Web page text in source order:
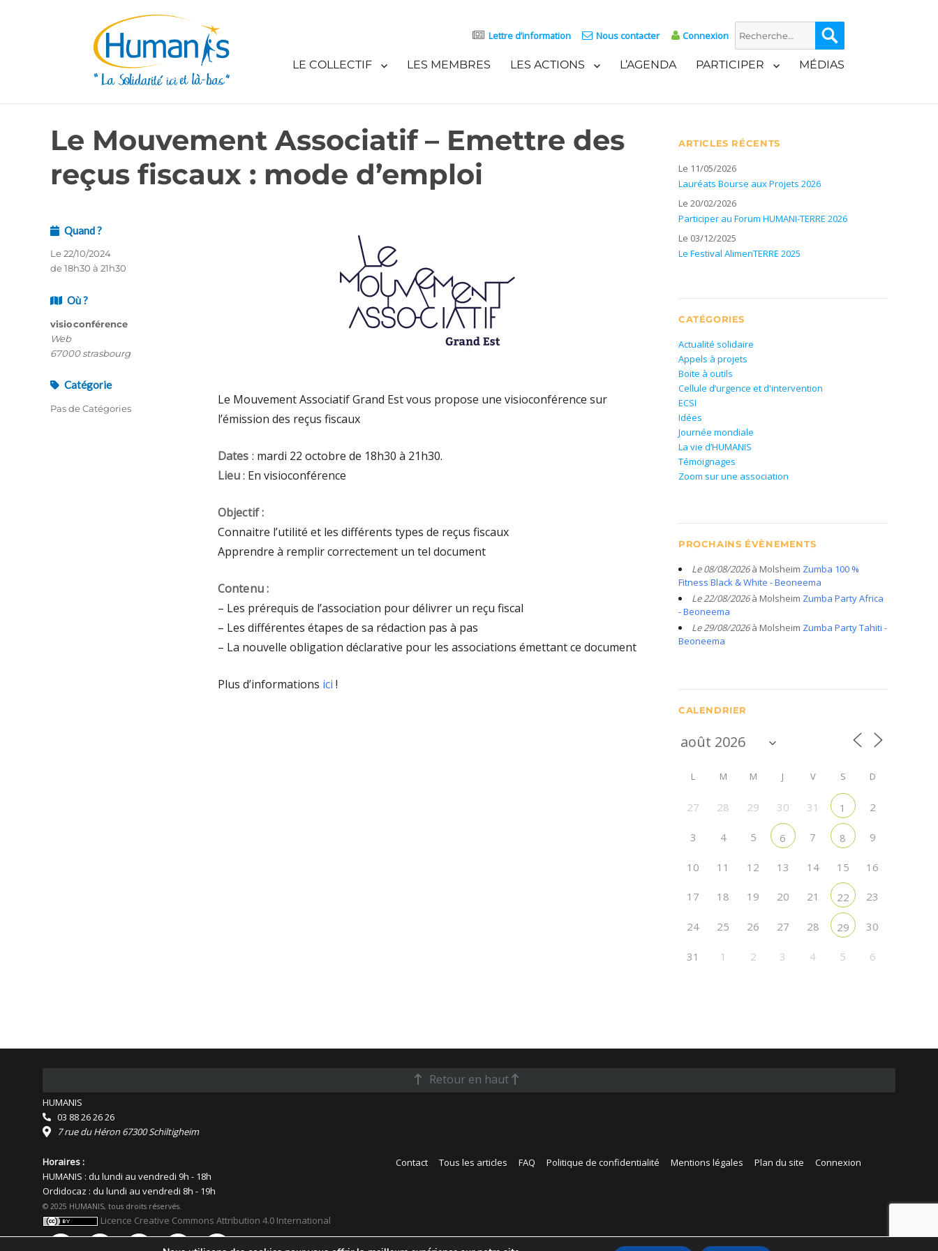
Lettre d’information Nous contacter Connexion
Recherche
pour :
LE COLLECTIF LES MEMBRES LES ACTIONS L’AGENDA PARTICIPER MÉDIAS
Le Mouvement Associatif – Emettre des
reçus fiscaux : mode d’emploi
Le Mouvement Associatif Grand Est vous propose une visioconférence sur
l’émission des reçus fiscaux
Dates : mardi 22 octobre de 18h30 à 21h30.
Lieu: En visioconférence
Objectif :
Connaitre l’utilité et les différents types de reçus fiscaux
Apprendre à remplir correctement un tel document
Contenu :
– Les prérequis de l’association pour délivrer un reçu fiscal
– Les différentes étapes de sa rédaction pas à pas
– La nouvelle obligation déclarative pour les associations émettant ce document
Plus d’informations ici !
Quand ?
Le 22/10/2024
de 18h30 à 21h30
Où ?
visioconférence
Web
67000 strasbourg
Catégorie
Pas de Catégories
ARTICLES RÉCENTS
Le 11/05/2026
Lauréats Bourse aux Projets 2026
Le 20/02/2026
Participer au Forum HUMANI-TERRE 2026
Le 03/12/2025
Le Festival AlimenTERRE 2025
CATÉGORIES
Actualité solidaire
Appels à projets
Boite à outils
Cellule d’urgence et d'intervention
ECSI
Idées
Journée mondiale
La vie d’HUMANIS
Témoignages
Zoom sur une association
PROCHAINS ÉVÈNEMENTS
Le 08/08/2026à Molsheim Zumba 100 %
Fitness Black & White - Beoneema
Le 22/08/2026à Molsheim Zumba Party Africa
- Beoneema
Le 29/08/2026à Molsheim Zumba Party Tahiti -
Beoneema
CALENDRIER
L M M J V S D
27 28 29 30 31 1 2
3 4 5 6 7 8 9
10 11 12 13 14 15 16
17 18 19 20 21 22 23
24 25 26 27 28 29 30
31 1 2 3 4 5 6
Retour en haut
Contact Tous les articles FAQ Politique de confidentialité Mentions légales Plan du site Connexion
HUMANIS
03 88 26 26 26
7 rue du Héron 67300 Schiltigheim
Horaires :
HUMANIS : du lundi au vendredi 9h - 18h
Ordidocaz : du lundi au vendredi 8h - 19h
© 2025 HUMANIS, tous droits réservés.
Licence Creative Commons Attribution 4.0 International